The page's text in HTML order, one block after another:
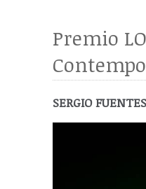
Premio
SERGIO